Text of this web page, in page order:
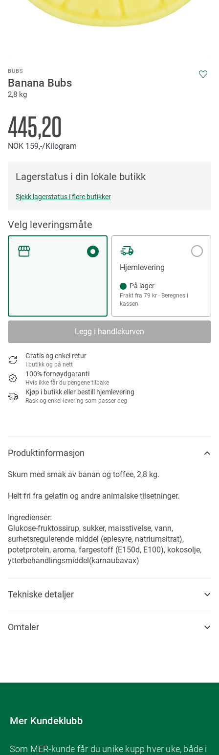
BUBS
Banana Bubs
2,8 kg
445,20
NOK 159,-/Kilogram
Lagerstatus i din lokale butikk
Sjekk lagerstatus i flere butikker
Velg leveringsmåte
Hjemlevering
På lager
Frakt fra 79 kr · Beregnes i
kassen
Legg i handlekurven
Gratis og enkel retur
I butikk og på nett
100% fornøydgaranti
Hvis ikke får du pengene tilbake
Kjøp i butikk eller bestill hjemlevering
Rask og enkel levering som passer deg
to
the
beginning
the
images
gallery
Produktinformasjon
Skum med smak av banan og toffee, 2,8 kg.
Helt fri fra gelatin og andre animalske tilsetninger.
Ingredienser:
Glukose-fruktossirup, sukker, maisstivelse, vann,
surhetsregulerende middel (eplesyre, natriumsitrat),
potetprotein, aroma, fargestoff (E150d, E100), kokosolje,
ytterbehandlingsmiddel(karnaubavax)
Tekniske detaljer
Omtaler
Mer Kundeklubb
Som MER-kunde får du unike kupp hver uke, både i